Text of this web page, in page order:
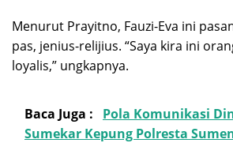
Menurut Prayitno, Fauzi-Eva ini
pas, jenius-relijius. “Saya kira ini
loyalis,” ungkapnya.
Baca Juga :
Pola Komunikasi
Sumekar Kepung Polresta